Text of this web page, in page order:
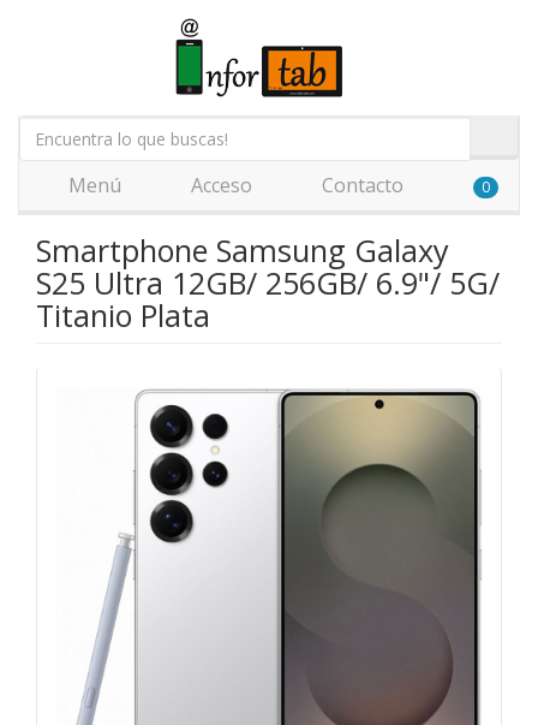
Menú Acceso Contacto 0
Smartphone Samsung Galaxy
S25 Ultra 12GB/ 256GB/ 6.9"/ 5G/
Titanio Plata